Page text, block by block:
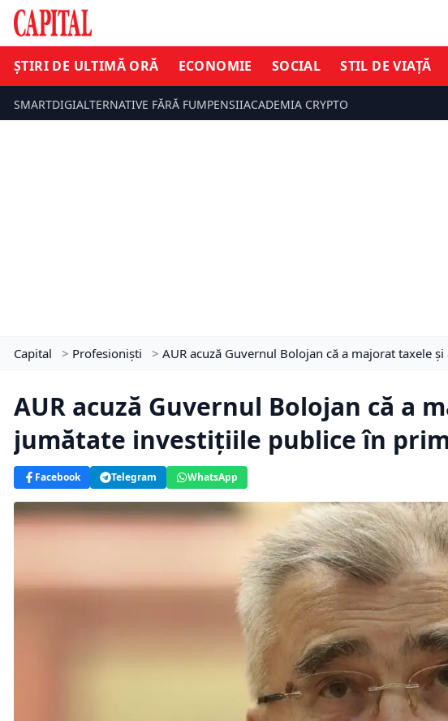
ȘTIRI DE ULTIMĂ ORĂ ECONOMIE SOCIAL STIL DE VIAȚĂ
SMARTDIGIALTERNATIVE FĂRĂ FUMPENSIIACADEMIA CRYPTO
Capital > Profesioniști > AUR acuză Guvernul Bolojan că a majorat taxele
AUR acuză Guvernul Bolojan că a
jumătate investițiile publice în
Facebook Telegram WhatsApp